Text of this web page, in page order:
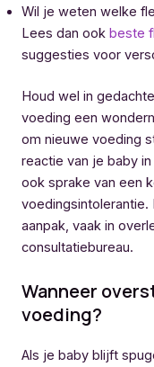
Wil je weten welke
Lees dan ook beste
suggesties voor
Houd wel in
voeding een
om nieuwe voeding
reactie van je baby
ook sprake van een
aanpak, vaak in
consultatiebureau.
Wanneer
voeding?
Als je baby blijft